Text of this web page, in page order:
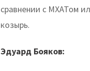
сравнении с МХАТом
козырь.
Эдуард Бояков: